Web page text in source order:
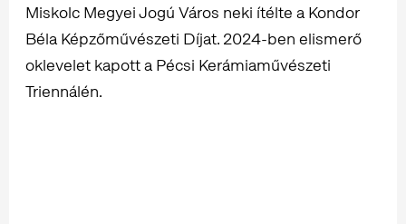
Miskolc Megyei Jogú Város neki ítélte a Kondor
Béla Képzőművészeti Díjat. 2024-ben elismerő
oklevelet kapott a Pécsi Kerámiaművészeti
Triennálén.